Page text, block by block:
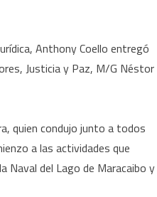
Anthony Coello entregó
Justicia y Paz, M/G Néstor
quien condujo junto a todos
a las actividades que
Naval del Lago de Maracaibo y